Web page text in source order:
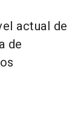
actual de
de